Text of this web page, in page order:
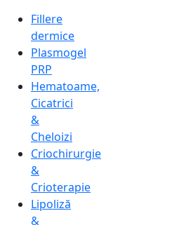
Fillere
dermice
Plasmogel
PRP
Hematoame,
Cicatrici
&
Cheloizi
Criochirurgie
&
Crioterapie
Lipoliză
&